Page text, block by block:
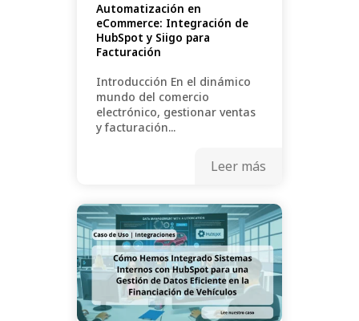
Automatización en
eCommerce: Integración de
HubSpot y Siigo para
Facturación
Introducción En el dinámico
mundo del comercio
electrónico, gestionar ventas
y facturación...
Leer más